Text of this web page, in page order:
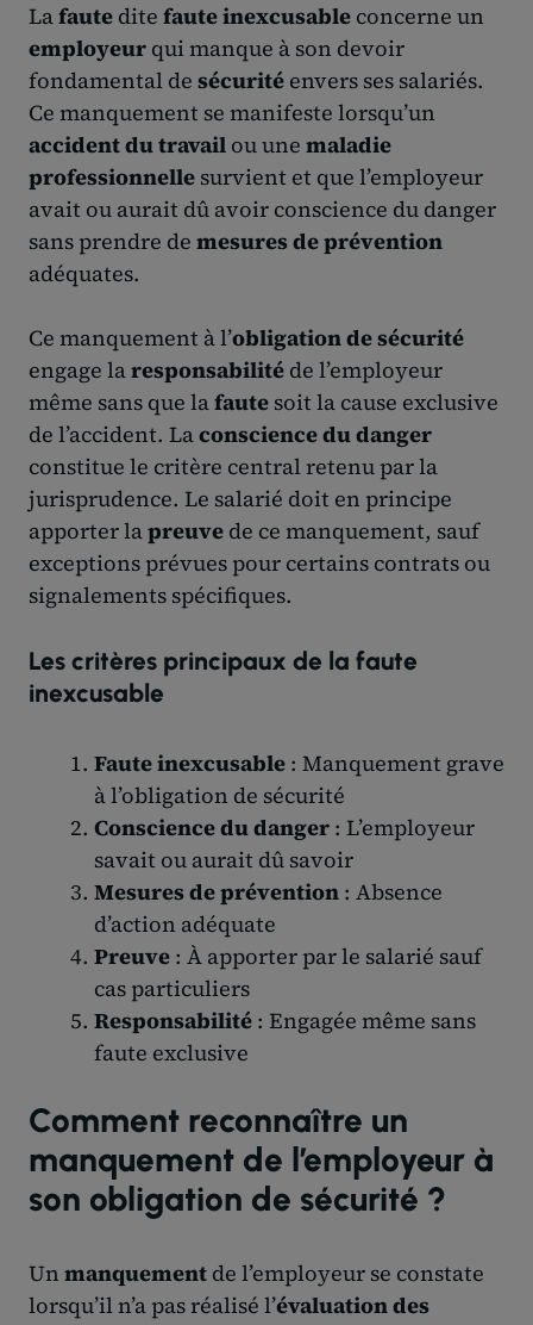
Lafaute dite faute inexcusable concerne un
employeur qui manque à son devoir
fondamental de sécurité envers ses salariés.
Ce manquement se manifeste lorsqu’un
accident du travail ou une maladie
professionnelle survient et que l’employeur
avait ou aurait dû avoir conscience du danger
sans prendre de mesures de prévention
adéquates.
Ce manquement à l’obligation de sécurité
engage laresponsabilité de l’employeur
même sans que lafaute soit la cause exclusive
de l’accident. Laconscience du danger
constitue le critère central retenu par la
jurisprudence. Le salarié doit en principe
apporter lapreuve de ce manquement, sauf
exceptions prévues pour certains contrats ou
signalements spécifiques.
Les critères principaux de la faute
inexcusable
Faute inexcusable: Manquement grave
à l’obligation de sécurité
Conscience du danger: L’employeur
savait ou aurait dû savoir
Mesures de prévention: Absence
d’action adéquate
Preuve: À apporter par le salarié sauf
cas particuliers
Responsabilité: Engagée même sans
faute exclusive
Comment reconnaître un
manquement de l’employeur à
son obligation de sécurité ?
Un manquement de l’employeur se constate
lorsqu’il n’a pas réalisé l’évaluation des